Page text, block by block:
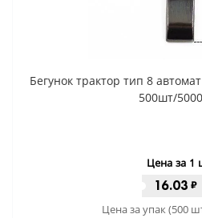
Бегунок трактор тип 8
500шт/
Цена за 1
16.03 ₽
Цена за упак (500